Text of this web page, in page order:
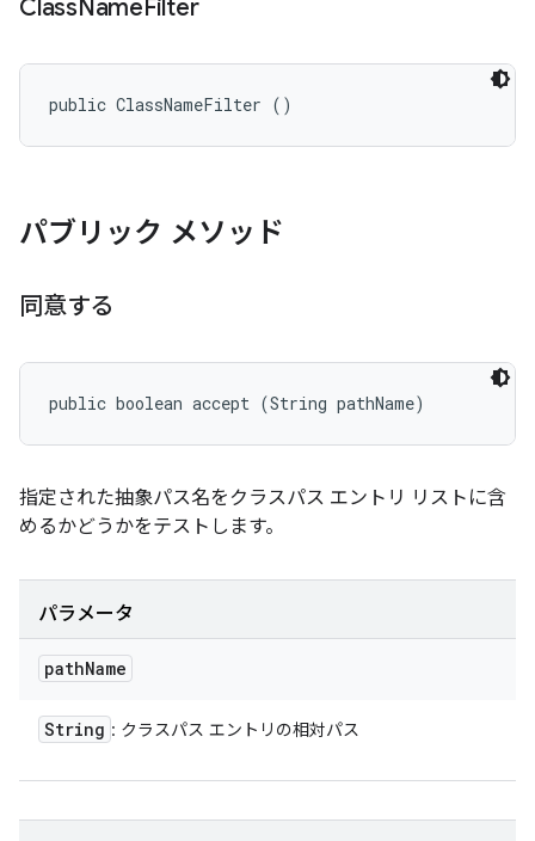
ClassNameFilter
public ClassNameFilter ()
パブリック メソッド
同意する
public boolean accept (String pathName)
指定された抽象パス名をクラスパス エントリ リストに含
めるかどうかをテストします。
パラメータ
pathName
String : クラスパス エントリの相対パス